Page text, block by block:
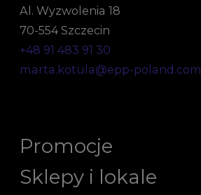
Al. Wyzwolenia 18
70-554 Szczecin
+48 91 483 91 30
marta.kotula@epp-poland.com
Promocje
Sklepy i lokale